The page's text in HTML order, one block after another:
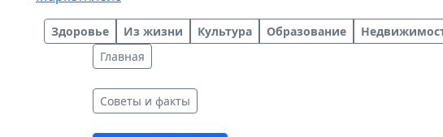
Здоровье Из жизни Культура Образование
Главная
Советы и факты